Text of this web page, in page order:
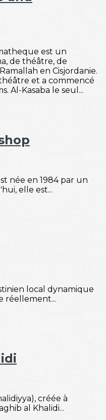
est un
de théâtre, de
en Cisjordanie.
et a commencé
Al-Kasaba le seul...
née en 1984 par un
elle est...
local dynamique
réellement...
créée à
al Khalidi...